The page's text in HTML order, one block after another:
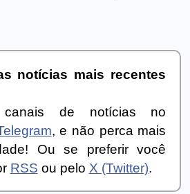
notícias mais recentes
de notícias no
, e não perca mais
Ou se preferir você
RSS ou pelo X (Twitter).